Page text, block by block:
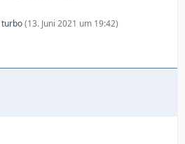
turbo(13. Juni 2021 um 19:42)